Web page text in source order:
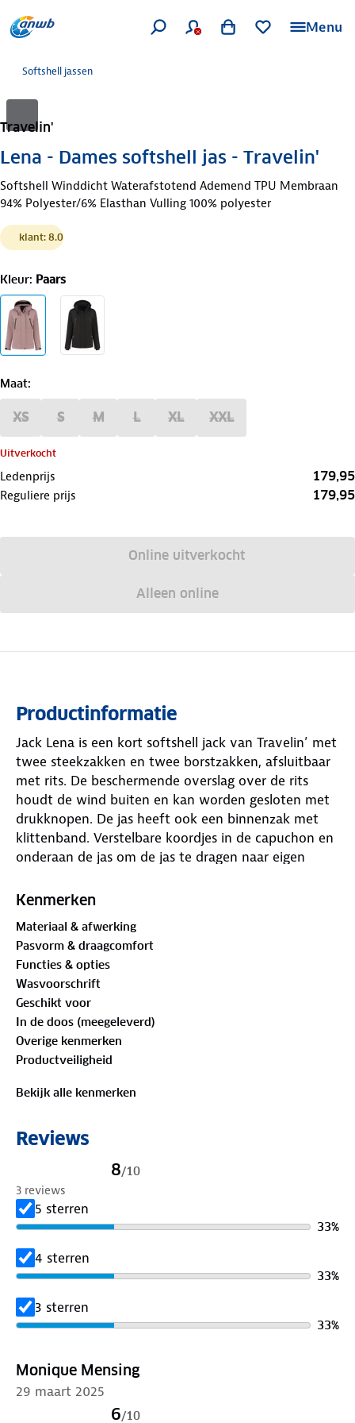
Menu
Softshell jassen
Travelin'
Lena - Dames softshell jas - Travelin'
Softshell Winddicht Waterafstotend Ademend TPU Membraan
94% Polyester/6% Elasthan Vulling 100% polyester
klant: 8.0
Kleur: Paars
Maat:
XS S M L XL XXL
Uitverkocht
Ledenprijs 179,95
Reguliere prijs 179,95
Online uitverkocht
Alleen online
Productinformatie
Jack Lena is een kort softshell jack van Travelin’ met
twee steekzakken en twee borstzakken, afsluitbaar
met rits. De beschermende overslag over de rits
houdt de wind buiten en kan worden gesloten met
drukknopen. De jas heeft ook een binnenzak met
klittenband. Verstelbare koordjes in de capuchon en
onderaan de jas om de jas te dragen naar eigen
manchetten om de kou buiten te laten.
Kenmerken
Materiaal & afwerking
Pasvorm & draagcomfort
Functies & opties
Wasvoorschrift
Geschikt voor
In de doos (meegeleverd)
Overige kenmerken
Productveiligheid
Bekijk alle kenmerken
Reviews
8/10
3 reviews
5 sterren
33%
4 sterren
33%
3 sterren
33%
Monique Mensing
29 maart 2025
6/10